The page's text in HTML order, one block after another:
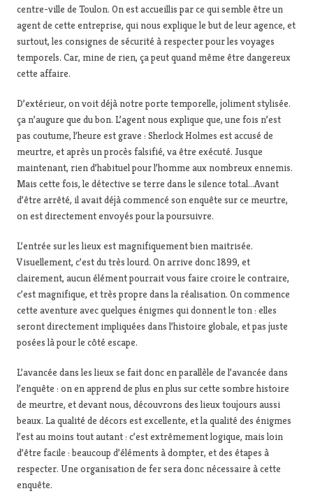
centre-ville de Toulon. On est accueillis par ce qui semble être un
agent de cette entreprise, qui nous explique le but de leur agence, et
surtout, les consignes de sécurité à respecter pour les voyages
temporels. Car, mine de rien, ça peut quand même être dangereux
cette affaire.
D’extérieur, on voit déjà notre porte temporelle, joliment stylisée.
ça n’augure que du bon. L’agent nous explique que, une fois n’est
pas coutume, l’heure est grave : Sherlock Holmes est accusé de
meurtre, et après un procès falsifié, va être exécuté. Jusque
maintenant, rien d’habituel pour l’homme aux nombreux ennemis.
Mais cette fois, le détective se terre dans le silence total…Avant
d’être arrêté, il avait déjà commencé son enquête sur ce meurtre,
on est directement envoyés pour la poursuivre.
L’entrée sur les lieux est magnifiquement bien maitrisée.
Visuellement, c’est du très lourd. On arrive donc 1899, et
clairement, aucun élément pourrait vous faire croire le contraire,
c’est magnifique, et très propre dans la réalisation. On commence
cette aventure avec quelques énigmes qui donnent le ton : elles
seront directement impliquées dans l’histoire globale, et pas juste
posées là pour le côté escape.
L’avancée dans les lieux se fait donc en parallèle de l’avancée dans
l’enquête : on en apprend de plus en plus sur cette sombre histoire
de meurtre, et devant nous, découvrons des lieux toujours aussi
beaux. La qualité de décors est excellente, et la qualité des énigmes
l’est au moins tout autant : c’est extrêmement logique, mais loin
d’être facile : beaucoup d’éléments à dompter, et des étapes à
respecter. Une organisation de fer sera donc nécessaire à cette
enquête.